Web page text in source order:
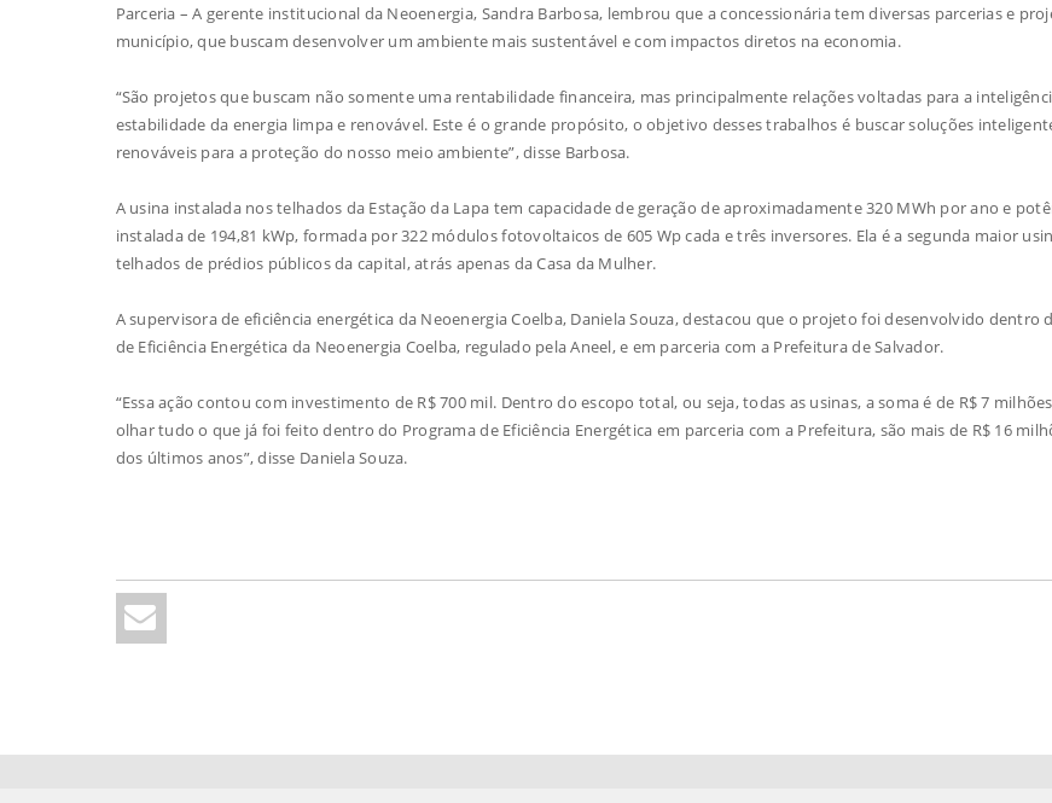
Parceria – A gerente institucional da Neoenergia, Sandra Barbosa, lembrou que a concessionária tem diversas parcerias e
município, que buscam desenvolver um ambiente mais sustentável e com impactos diretos na economia.
“São projetos que buscam não somente uma rentabilidade financeira, mas principalmente relações voltadas para a
estabilidade da energia limpa e renovável. Este é o grande propósito, o objetivo desses trabalhos é buscar soluções
renováveis para a proteção do nosso meio ambiente”, disse Barbosa.
A usina instalada nos telhados da Estação da Lapa tem capacidade de geração de aproximadamente 320 MWh por ano e
instalada de 194,81 kWp, formada por 322 módulos fotovoltaicos de 605 Wp cada e três inversores. Ela é a segunda maior
telhados de prédios públicos da capital, atrás apenas da Casa da Mulher.
A supervisora de eficiência energética da Neoenergia Coelba, Daniela Souza, destacou que o projeto foi desenvolvido dentro
de Eficiência Energética da Neoenergia Coelba, regulado pela Aneel, e em parceria com a Prefeitura de Salvador.
“Essa ação contou com investimento de R$ 700 mil. Dentro do escopo total, ou seja, todas as usinas, a soma é de R$ 7
olhar tudo o que já foi feito dentro do Programa de Eficiência Energética em parceria com a Prefeitura, são mais de R$ 16
dos últimos anos”, disse Daniela Souza.